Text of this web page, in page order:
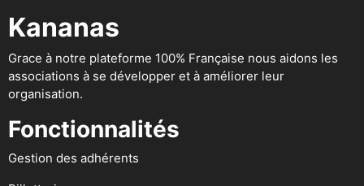
Kananas
Grace à notre plateforme 100% Française nous aidons les
associations à se développer et à améliorer leur
organisation.
Fonctionnalités
Gestion des adhérents